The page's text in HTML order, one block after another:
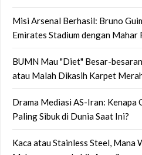
Misi Arsenal Berhasil: Bruno
Emirates Stadium dengan Mahar
BUMN Mau "Diet" Besar-
atau Malah Dikasih Karpet
Drama Mediasi AS-Iran: Kenapa
Paling Sibuk di Dunia Saat Ini?
Kaca atau Stainless Steel, Mana